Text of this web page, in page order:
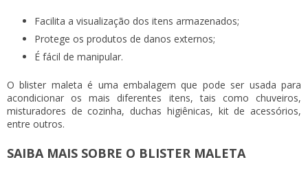
Facilita a visualização dos itens armazenados;
Protege os produtos de danos externos;
É fácil de manipular.
Oblister maleta é uma embalagem que pode ser usada para
acondicionar os mais diferentes itens, tais como chuveiros,
misturadores de cozinha, duchas higiênicas, kit de acessórios,
entre outros.
SAIBA MAIS SOBRE O BLISTER MALETA